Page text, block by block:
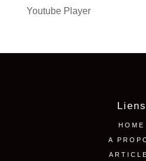
Youtube Player
Liens
HOME
A